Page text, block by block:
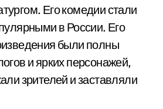
Его комедии стали
в России. Его
были полны
и ярких персонажей,
зрителей и заставляли